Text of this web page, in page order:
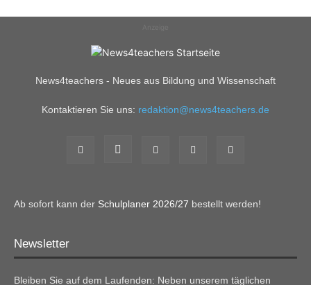
News4teachers - Neues aus Bildung und Wissenschaft
Kontaktieren Sie uns: redaktion@news4teachers.de
Ab sofort kann der Schulplaner 2026/27 bestellt werden!
Newsletter
Bleiben Sie auf dem Laufenden: Neben unserem täglichen